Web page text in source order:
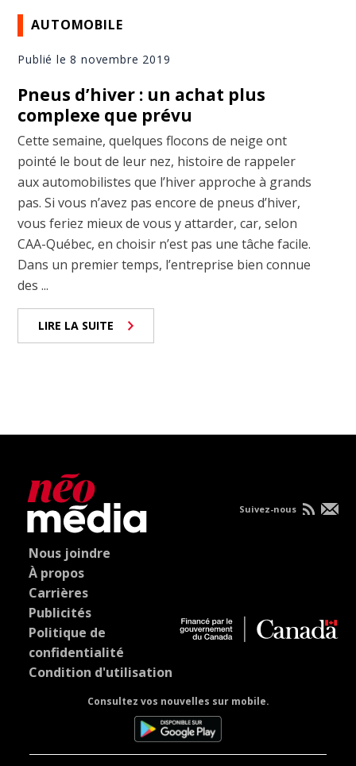
AUTOMOBILE
Publié le 8 novembre 2019
Pneus d’hiver : un achat plus
complexe que prévu
Cette semaine, quelques flocons de neige ont
pointé le bout de leur nez, histoire de rappeler
aux automobilistes que l’hiver approche à grands
pas. Si vous n’avez pas encore de pneus d’hiver,
vous feriez mieux de vous y attarder, car, selon
CAA-Québec, en choisir n’est pas une tâche facile.
Dans un premier temps, l’entreprise bien connue
des ...
LIRE LA SUITE
Nous joindre
À propos
Carrières
Publicités
Politique de
confidentialité
Condition d'utilisation
Consultez vos nouvelles sur mobile.
Suivez-nous